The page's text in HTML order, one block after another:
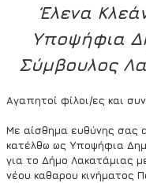
Έλενα
Υποψήφια
Σύμβουλος
Αγαπητοί φίλοι/ες και
Με αίσθημα ευθύνης σας
κατέλθω ως Υποψήφια
για το Δήμο Λακατάμιας
νέου καθαρου κινήματος